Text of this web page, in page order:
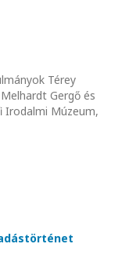
Térey
Gergő és
Irodalmi Múzeum,